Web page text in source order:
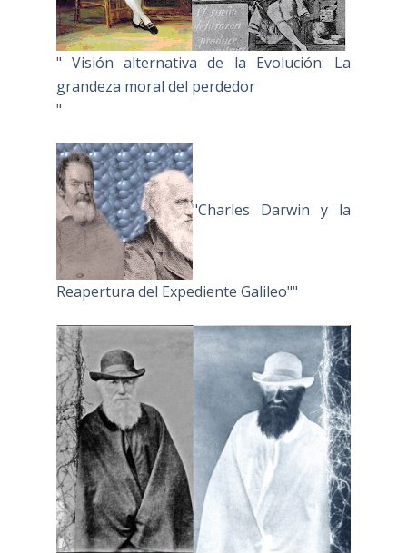
" Visión alternativa de la Evolución: La
grandeza moral del perdedor
"
"Charles Darwin y la
Reapertura del Expediente Galileo""